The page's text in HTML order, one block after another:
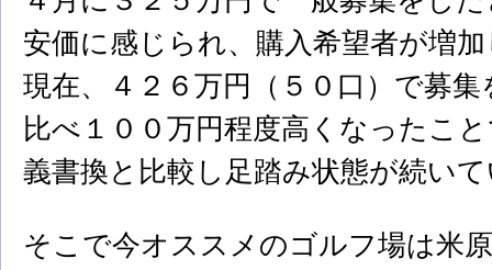
安価に感じられ、購入希望者が増
現在、４２６万円（５０口）で募
比べ１００万円程度高くなったこ
義書換と比較し足踏み状態が続い
そこで今オススメのゴルフ場は米